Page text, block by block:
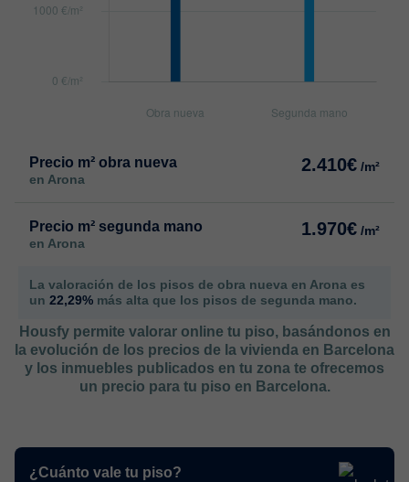
Precio m² obra nueva
en Arona
2.410€ /m²
Precio m² segunda mano
en Arona
1.970€ /m²
La valoración de los pisos de obra nueva en Arona es
un 22,29% más alta que los pisos de segunda mano.
Housfy permite valorar online tu piso, basándonos en
la evolución de los precios de la vivienda en Barcelona
y los inmuebles publicados en tu zona te ofrecemos
un precio para tu piso en Barcelona.
¿Cuánto vale tu piso?